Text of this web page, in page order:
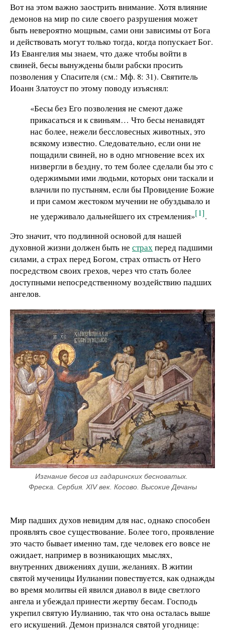
Вот на этом важно заострить внимание. Хотя влияние
демонов на мир по силе своего разрушения может
быть невероятно мощным, сами они зависимы от Бога
и действовать могут только тогда, когда попускает Бог.
Из Евангелия мы знаем, что даже чтобы войти в
свиней, бесы вынуждены были рабски просить
позволения у Спасителя (см.: Мф. 8: 31). Святитель
Иоанн Златоуст по этому поводу изъяснял:
«Бесы без Его позволения не смеют даже
прикасаться и к свиньям… Что бесы ненавидят
нас более, нежели бессловесных животных, это
всякому известно. Следовательно, если они не
пощадили свиней, но в одно мгновение всех их
низвергли в бездну, то тем более сделали бы это с
одержимыми ими людьми, которых они таскали и
влачили по пустыням, если бы Провидение Божие
и при самом жестоком мучении не обуздывало и
не удерживало дальнейшего их стремления»[1].
Это значит, что подлинной основой для нашей
духовной жизни должен быть не страхперед падшими
силами, а страх перед Богом, страх отпасть от Него
посредством своих грехов, через что стать более
доступными непосредственному воздействию падших
ангелов.
Изгнание бесов из гадаринских бесноватых.
Фреска. Сербия. XIV век. Косово. Высокие Дечаны
Мир падших духов невидим для нас, однако способен
проявлять свое существование. Более того, проявление
это часто бывает именно там, где человек его вовсе не
ожидает, например в возникающих мыслях,
внутренних движениях души, желаниях. В житии
святой мученицы Иулиании повествуется, как однажды
во время молитвы ей явился диавол в виде светлого
ангела и убеждал принести жертву бесам. Господь
укрепил святую Иулианию, так что она осталась выше
его искушений. Демон признался святой угоднице: